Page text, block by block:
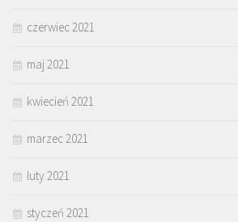
czerwiec 2021
maj 2021
kwiecień 2021
marzec 2021
luty 2021
styczeń 2021